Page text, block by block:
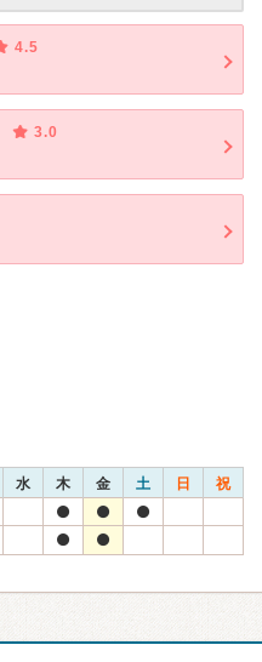
4.5
3.0
水 木 金 土 日 祝